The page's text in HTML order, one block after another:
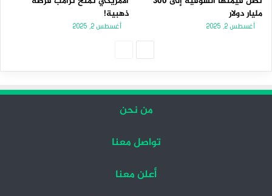
مليار دولار
أغسطس 2, 2025
ذهبية!
أغسطس 2, 2025
من نحن
تواصل معنا
أعلن معنا